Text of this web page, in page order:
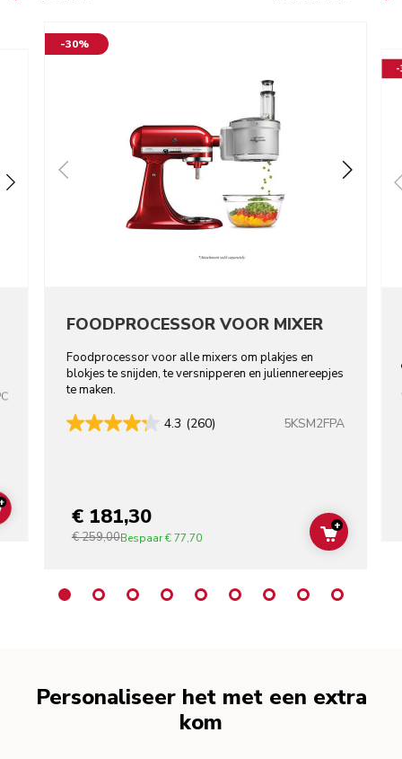
ADD TO CART
-30%
FOODPROCESSOR VOOR MIXER
Foodprocessor voor alle mixers om plakjes en
blokjes te snijden, te versnipperen en juliennereepjes
te maken.
4.3 (260) 5KSM2FPA
€ 181,30
€ 259,00Bespaar€ 77,70 ADD TO
+
-
Personaliseer het met een extra
kom